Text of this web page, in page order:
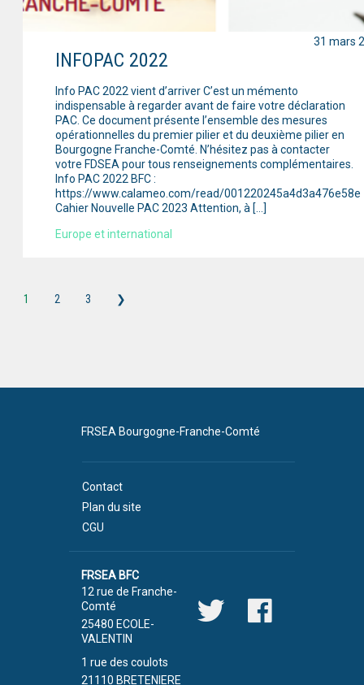
INFOPAC 2022
Info PAC 2022 vient d’arriver C’est un mémento
indispensable à regarder avant de faire votre déclaration
PAC. Ce document présente l’ensemble des mesures
opérationnelles du premier pilier et du deuxième pilier en
Bourgogne Franche-Comté. N’hésitez pas à contacter
votre FDSEA pour tous renseignements complémentaires.
Info PAC 2022 BFC :
https://www.calameo.com/read/001220245a4d3a476e58e
Cahier Nouvelle PAC 2023 Attention, à […]
Europe et international
31 mars
1 2 3 ❯
FRSEA Bourgogne-Franche-Comté
Contact
Plan du site
CGU
FRSEA BFC
12 rue de Franche-
Comté
25480 ECOLE-
VALENTIN
1 rue des coulots
21110 BRETENIERE